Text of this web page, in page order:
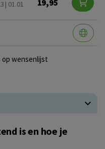
| 01.01
19,95
op wensenlijst
is en hoe je